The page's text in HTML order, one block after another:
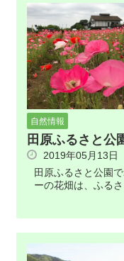
自然情報
田原ふるさと公
2019年05月13日
田原ふるさと公園
ーの花畑は、ふる